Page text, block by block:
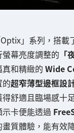
」系列，搭載
幕亮度調整的 「
和精緻的 Wide
超窄薄型邊框設
得舒適且臨場感十
卡便能透過
質體驗，能有效